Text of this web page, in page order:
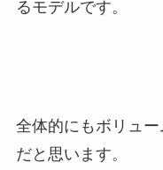
るモデルです。
全体的にもボリュ
だと思います。